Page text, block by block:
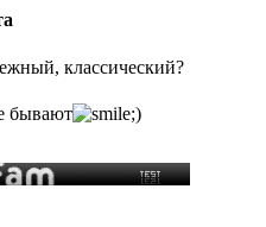
классический?
бывают